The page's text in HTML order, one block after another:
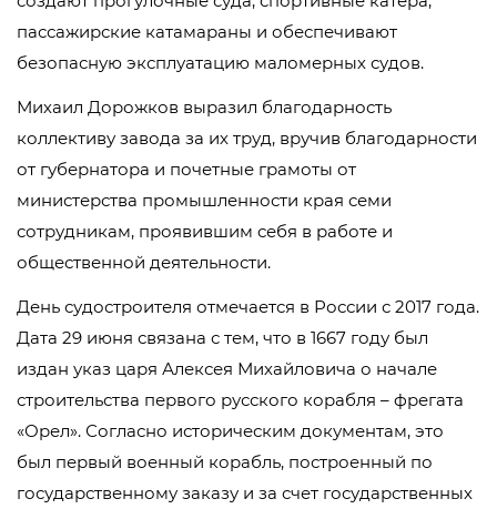
пассажирские катамараны и обеспечивают
безопасную эксплуатацию маломерных судов.
Михаил Дорожков выразил благодарность
коллективу завода за их труд, вручив благодарности
от губернатора и почетные грамоты от
министерства промышленности края семи
сотрудникам, проявившим себя в работе и
общественной деятельности.
День судостроителя отмечается в России с 2017 года.
Дата 29 июня связана с тем, что в 1667 году был
издан указ царя Алексея Михайловича о начале
строительства первого русского корабля – фрегата
«Орел». Согласно историческим документам, это
был первый военный корабль, построенный по
государственному заказу и за счет государственных